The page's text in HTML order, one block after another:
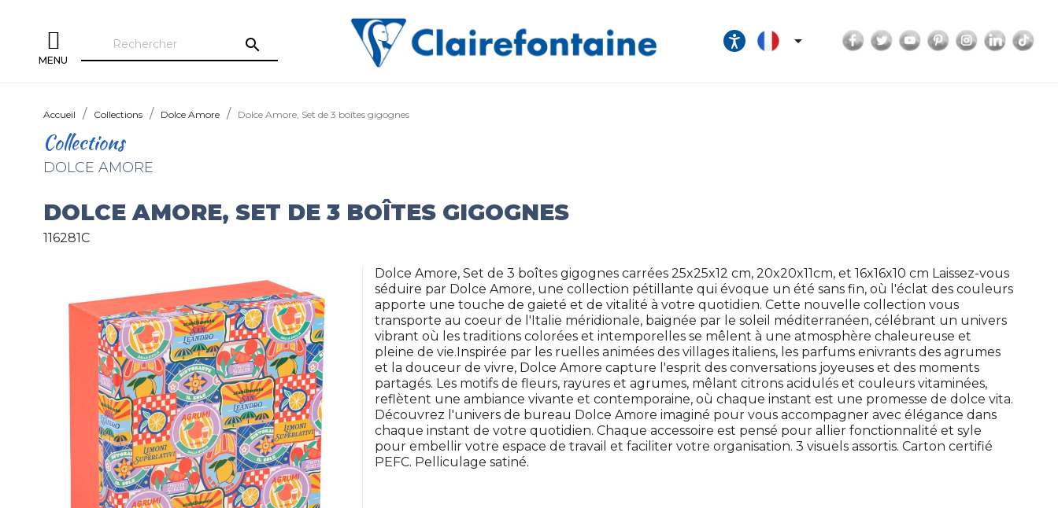
MENU
search  Facebook
TwitterYouTubePinterestInstagram
Accueil Collections Dolce Amore Dolce Amore, Set de 3 boîtes gigognes
Collections
DOLCE AMORE
DOLCE AMORE, SET DE 3 BOÎTES GIGOGNES
116281C
Dolce Amore, Set de 3 boîtes gigognes carrées 25x25x12 cm, 20x20x11cm, et 16x16x10 cm Laissez-vous
séduire par Dolce Amore, une collection pétillante qui évoque un été sans fin, où l'éclat des couleurs
apporte une touche de gaieté et de vitalité à votre quotidien. Cette nouvelle collection vous
transporte au coeur de l'Italie méridionale, baignée par le soleil méditerranéen, célébrant un univers
vibrant où les traditions colorées et intemporelles se mêlent à une atmosphère chaleureuse et
pleine de vie.Inspirée par les ruelles animées des villages italiens, les parfums enivrants des agrumes
et la douceur de vivre, Dolce Amore capture l'esprit des conversations joyeuses et des moments
partagés. Les motifs de fleurs, rayures et agrumes, mêlant citrons acidulés et couleurs vitaminées,
reflètent une ambiance vivante et contemporaine, où chaque instant est une promesse de dolce vita.
Découvrez l'univers de bureau Dolce Amore imaginé pour vous accompagner avec élégance dans
chaque instant de votre quotidien. Chaque accessoire est pensé pour allier fonctionnalité et syle
pour embellir votre espace de travail et faciliter votre organisation. 3 visuels assortis. Carton certifié
PEFC. Pelliculage satiné.